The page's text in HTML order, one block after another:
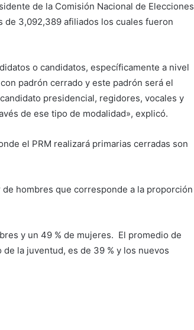
de la Comisión Nacional de Elecciones
de 3,092,389 afiliados los cuales fueron
o candidatos, específicamente a nivel
padrón cerrado y este padrón será el
presidencial, regidores, vocales y
de ese tipo de modalidad», explicó.
el PRM realizará primarias cerradas son
hombres que corresponde a la proporción
y un 49 % de mujeres. El promedio de
la juventud, es de 39 % y los nuevos